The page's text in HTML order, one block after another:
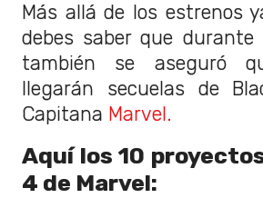
Más allá de los estrenos
debes saber que durante
también se aseguró
llegarán secuelas de
Capitana Marvel.
Aquí los 10
4 de Marvel: